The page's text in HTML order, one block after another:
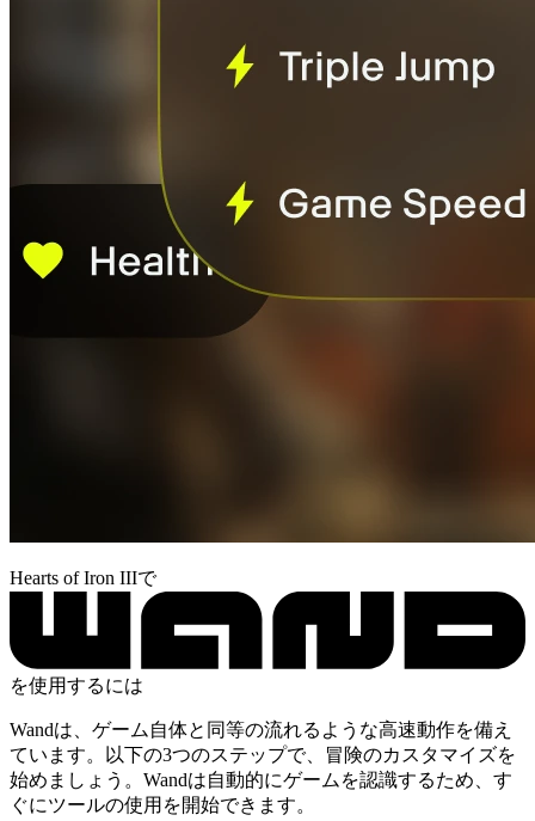
Hearts of Iron IIIで
を使用するには
Wandは、ゲーム自体と同等の流れるような高速動作を備え
ています。以下の3つのステップで、冒険のカスタマイズを
始めましょう。Wandは自動的にゲームを認識するため、す
ぐにツールの使用を開始できます。